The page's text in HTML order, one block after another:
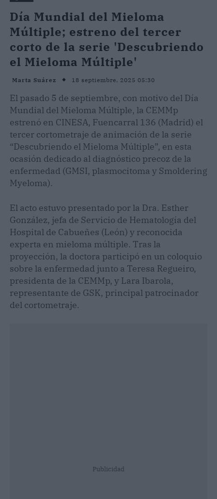
Día Mundial del Mieloma
Múltiple; estreno del tercer
corto de la serie 'Descubriendo
el Mieloma Múltiple'
Marta Suárez 18 septiembre, 2025 05:30
El pasado 5 de septiembre, con motivo del Día
Mundial del Mieloma Múltiple, la CEMMp
estrenó en CINESA, Fuencarral 136 (Madrid) el
tercer cortometraje de animación de la serie
“Descubriendo el Mieloma Múltiple”, en esta
ocasión dedicado al diagnóstico precoz de la
enfermedad (GMSI, plasmocitoma y Smoldering
Myeloma).
El acto estuvo presentado por la Dra. Esther
González, jefa de Servicio de Hematología del
Hospital de Cabueñes (León) y reconocida
experta en mieloma múltiple. Tras la
proyección, la doctora participó en un coloquio
sobre la enfermedad junto a Teresa Regueiro,
presidenta de la CEMMp, y Lara Ibarola,
representante de GSK, principal patrocinador
del cortometraje.
Publicidad